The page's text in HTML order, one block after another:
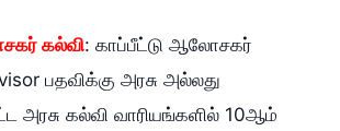
கல்வி: காப்பீட்டு ஆலோசகர்
பதவிக்கு அரசு அல்லது
அரசு கல்வி வாரியங்களில் 10ஆம்